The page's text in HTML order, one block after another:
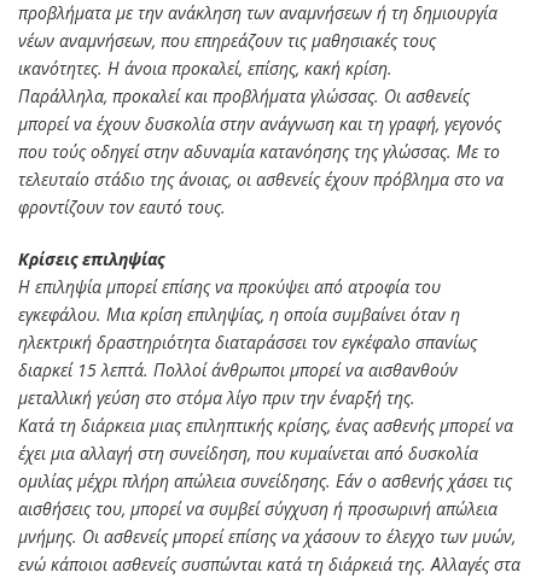
προβλήματα με την ανάκληση των αναμνήσεων ή τη δημιουργία
νέων αναμνήσεων, που επηρεάζουν τις μαθησιακές τους
ικανότητες. Η άνοια προκαλεί, επίσης, κακή κρίση.
Παράλληλα, προκαλεί και προβλήματα γλώσσας. Οι ασθενείς
μπορεί να έχουν δυσκολία στην ανάγνωση και τη γραφή, γεγονός
που τούς οδηγεί στην αδυναμία κατανόησης της γλώσσας. Με το
τελευταίο στάδιο της άνοιας, οι ασθενείς έχουν πρόβλημα στο να
φροντίζουν τον εαυτό τους.
Κρίσεις επιληψίας
Η επιληψία μπορεί επίσης να προκύψει από ατροφία του
εγκεφάλου. Μια κρίση επιληψίας, η οποία συμβαίνει όταν η
ηλεκτρική δραστηριότητα διαταράσσει τον εγκέφαλο σπανίως
διαρκεί 15 λεπτά. Πολλοί άνθρωποι μπορεί να αισθανθούν
μεταλλική γεύση στο στόμα λίγο πριν την έναρξή της.
Κατά τη διάρκεια μιας επιληπτικής κρίσης, ένας ασθενής μπορεί να
έχει μια αλλαγή στη συνείδηση, που κυμαίνεται από δυσκολία
ομιλίας μέχρι πλήρη απώλεια συνείδησης. Εάν ο ασθενής χάσει τις
αισθήσεις του, μπορεί να συμβεί σύγχυση ή προσωρινή απώλεια
μνήμης. Οι ασθενείς μπορεί επίσης να χάσουν το έλεγχο των μυών,
ενώ κάποιοι ασθενείς συσπώνται κατά τη διάρκειά της. Αλλαγές στα